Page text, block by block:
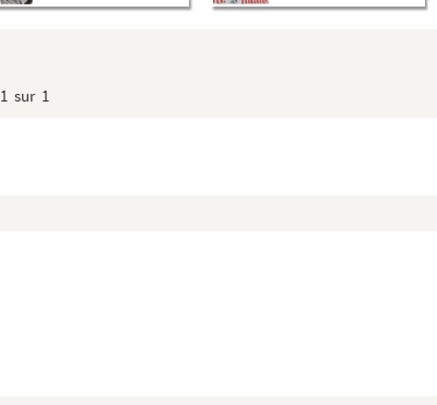
1 sur 1